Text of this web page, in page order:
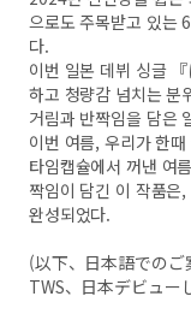
으로도 주목받고 있는
다.
이번 일본 데뷔 싱글
하고 청량감 넘치는 분
거림과 반짝임을 담은
이번 여름, 우리가 한
타임캡슐에서 꺼낸 여
짝임이 담긴 이 작품은
완성되었다.
(以下、日本語でのご
TWS、日本デビュー